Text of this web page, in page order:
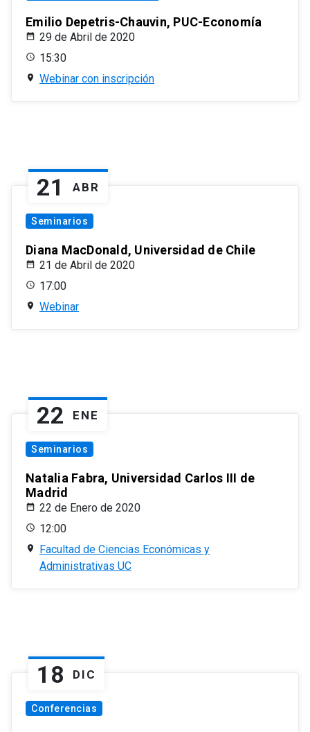
Emilio Depetris-Chauvin, PUC-Economía
29 de Abril de 2020
15:30
Webinar con inscripción
21 ABR
Seminarios
Diana MacDonald, Universidad de Chile
21 de Abril de 2020
17:00
Webinar
22 ENE
Seminarios
Natalia Fabra, Universidad Carlos III de
Madrid
22 de Enero de 2020
12:00
Facultad de Ciencias Económicas y
Administrativas UC
18 DIC
Conferencias